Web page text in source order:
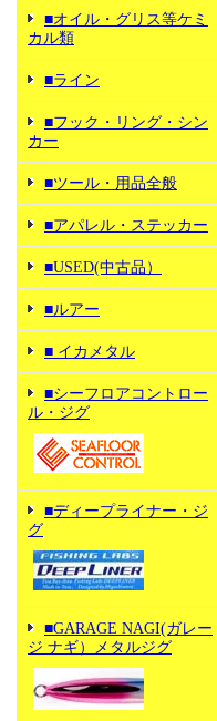
■オイル・グリス等ケミ
カル類
■ライン
■フック・リング・シン
カー
■ツール・用品全般
■アパレル・ステッカー
■USED(中古品）
■ルアー
■ イカメタル
■シーフロアコントロー
ル・ジグ
■ディープライナー・ジ
グ
■GARAGE NAGI(ガレー
ジ ナギ）メタルジグ